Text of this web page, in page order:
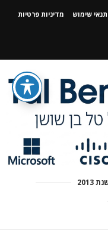
תנאי שימוש
מדיניות פרטיות